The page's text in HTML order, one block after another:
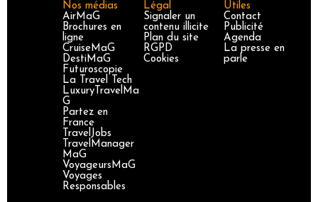
Nos médias
AirMaG
Brochures en
ligne
CruiseMaG
DestiMaG
Futuroscopie
La Travel Tech
LuxuryTravelMa
G
Partez en
France
TravelJobs
TravelManager
MaG
VoyageursMaG
Voyages
Responsables
Légal
Signaler un
contenu illicite
Plan du site
RGPD
Cookies
Utiles
Contact
Publicité
Agenda
La presse en
parle